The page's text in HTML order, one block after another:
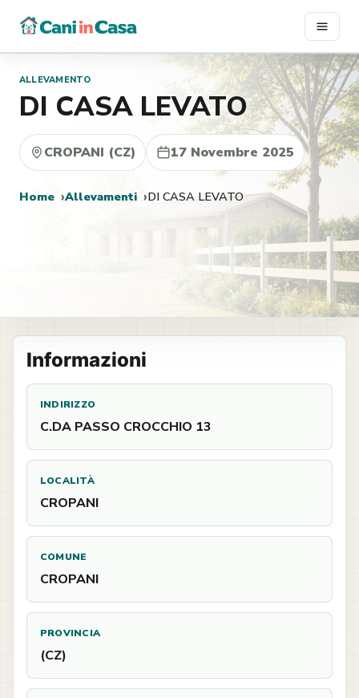
contenuto
ALLEVAMENTO
DI CASA LEVATO
CROPANI (CZ) 17 Novembre 2025
Home Allevamenti DI CASA LEVATO
Informazioni
INDIRIZZO
C.DA PASSO CROCCHIO 13
LOCALITÀ
CROPANI
COMUNE
CROPANI
PROVINCIA
(CZ)